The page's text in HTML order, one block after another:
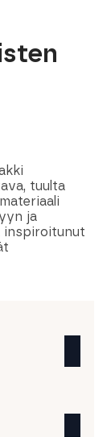
tuulta
ja
inspiroitunut